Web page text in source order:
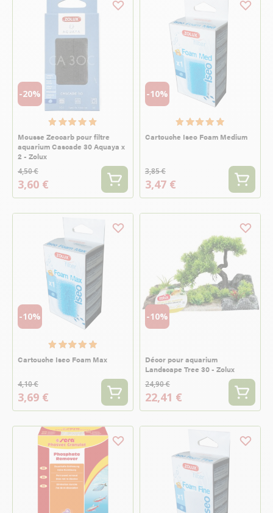
-20%
Mousse Zeocarb pour filtre
aquarium Cascade 30 Aquaya x
2 - Zolux
4,50 €
3,60 €
-10%
Cartouche Iseo Foam Medium
3,85 €
3,47 €
-10%
Cartouche Iseo Foam Max
4,10 €
3,69 €
-10%
Décor pour aquarium
Landscape Tree 30 - Zolux
24,90 €
22,41 €